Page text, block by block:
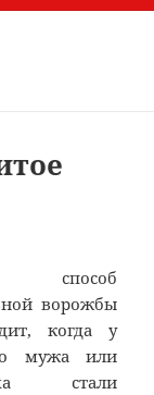
способ
ворожбы
когда у
мужа или
стали